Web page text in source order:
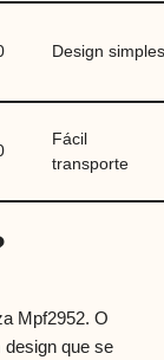
Design simples
Fácil
transporte
Mpf2952. O
design que se